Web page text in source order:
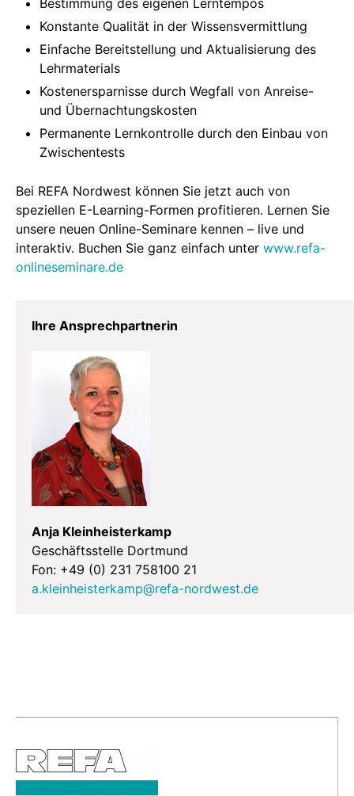
Bestimmung des eigenen Lerntempos
Konstante Qualität in der Wissensvermittlung
Einfache Bereitstellung und Aktualisierung des
Lehrmaterials
Kostenersparnisse durch Wegfall von Anreise-
und Übernachtungskosten
Permanente Lernkontrolle durch den Einbau von
Zwischentests
Bei REFA Nordwest können Sie jetzt auch von
speziellen E-Learning-Formen profitieren. Lernen Sie
unsere neuen Online-Seminare kennen – live und
interaktiv. Buchen Sie ganz einfach unter www.refa-
onlineseminare.de
Ihre Ansprechpartnerin
Anja Kleinheisterkamp
Geschäftsstelle Dortmund
Fon: +49 (0) 231 758100 21
a.kleinheisterkamp@refa-nordwest.de